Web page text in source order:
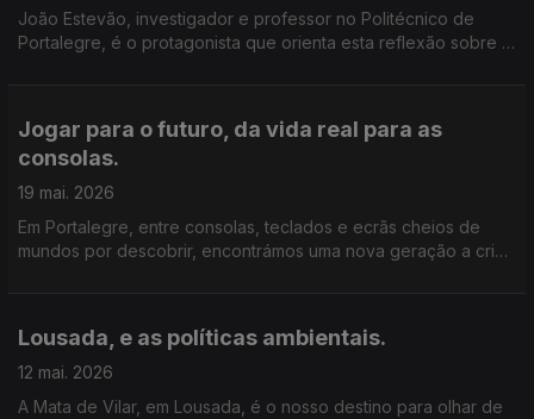
João Estevão, investigador e professor no Politécnico de
Portalegre, é o protagonista que orienta esta reflexão sobre o
Jogar para o futuro, da vida real para as
consolas.
19 mai. 2026
Em Portalegre, entre consolas, teclados e ecrãs cheios de
mundos por descobrir, encontrámos uma nova geração a criar
Lousada, e as políticas ambientais.
12 mai. 2026
A Mata de Vilar, em Lousada, é o nosso destino para olhar de